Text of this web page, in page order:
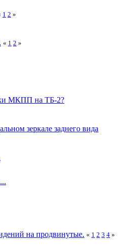
1 2 »
« 1 2 »
МКПП на ТБ-2?
зеркале заднего вида
на продвинутые. « 1 2 3 4 »